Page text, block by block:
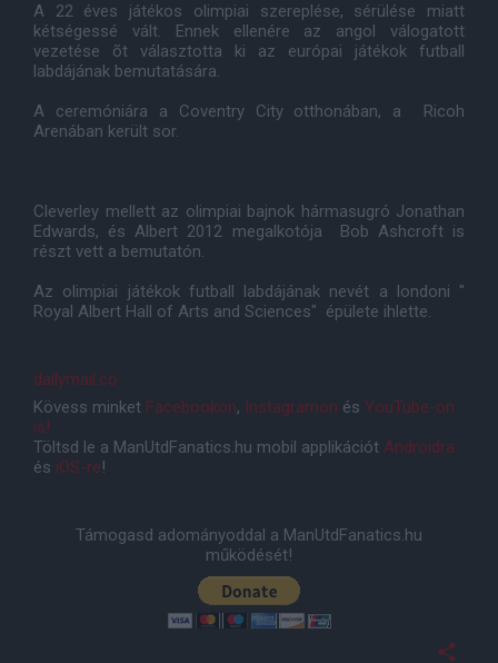
A 22 éves játékos olimpiai szereplése, sérülése miatt
kétségessé vált. Ennek ellenére az angol válogatott
vezetése õt választotta ki az európai játékok futball
labdájának bemutatására.
A ceremóniára a Coventry City otthonában, a Ricoh
Arenában került sor.
Cleverley mellett az olimpiai bajnok hármasugró Jonathan
Edwards, és Albert 2012 megalkotója Bob Ashcroft is
részt vett a bemutatón.
Az olimpiai játékok futball labdájának nevét a londoni "
Royal Albert Hall of Arts and Sciences" épülete ihlette.
dailymail.co
Kövess minket Facebookon, Instagramon és YouTube-on
is!
Töltsd le a ManUtdFanatics.hu mobil applikációt Androidra
és iOS-re!
Támogasd adományoddal a ManUtdFanatics.hu
működését!